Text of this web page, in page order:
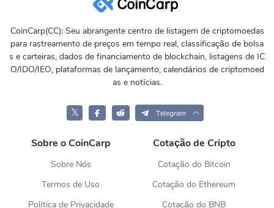
CoinCarp(CC): Seu abrangente centro de listagem de criptomoedas
para rastreamento de preços em tempo real, classificação de bolsa
s e carteiras, dados de financiamento de blockchain, listagens de IC
O/IDO/IEO, plataformas de lançamento, calendários de criptomoed
as e notícias.
𝕏 Telegram
Sobre o CoinCarp
Sobre Nós
Termos de Uso
Política de Privacidade
Cotação de Cripto
Cotação do Bitcoin
Cotação do Ethereum
Cotação do BNB